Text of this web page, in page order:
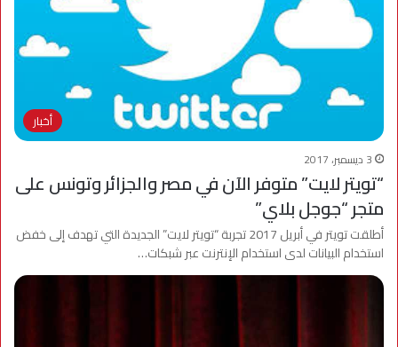
أخبار
3 ديسمبر، 2017
“تويتر لايت” متوفر الآن في مصر والجزائر وتونس على
متجر “جوجل بلاي”
أطلقت تويتر في أبريل 2017 تجربة “تويتر لايت” الجديدة التي تهدف إلى خفض
استخدام البيانات لدى استخدام الإنترنت عبر شبكات…